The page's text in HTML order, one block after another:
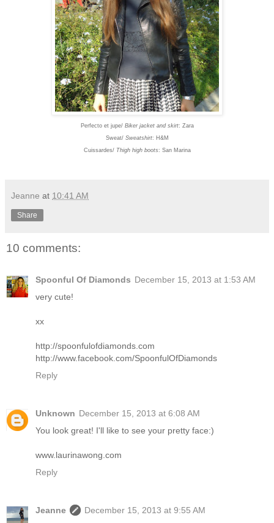
Perfecto et jupe/ Biker jacket and skirt: Zara
Sweat/ Sweatshirt: H&M
Cuissardes/ Thigh high boots: San Marina
Jeanne at 10:41 AM
Share
10 comments:
Spoonful Of Diamonds December 15, 2013 at 1:53 AM
very cute!
xx
http://spoonfulofdiamonds.com
http://www.facebook.com/SpoonfulOfDiamonds
Reply
Unknown December 15, 2013 at 6:08 AM
You look great! I'll like to see your pretty face:)
www.laurinawong.com
Reply
Jeanne
December 15, 2013 at 9:55 AM